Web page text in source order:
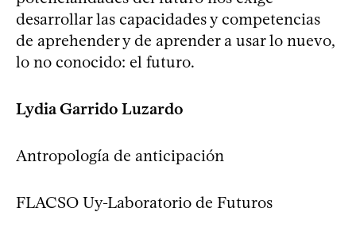
desarrollar las capacidades y competencias
de aprehender y de aprender a usar lo nuevo,
lo no conocido: el futuro.
Lydia Garrido Luzardo
Antropología de anticipación
FLACSO Uy-Laboratorio de Futuros